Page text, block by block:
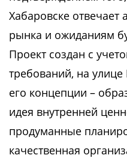
Хабаровске
рынка и ожиданиям
Проект создан с
требований, на
его концепции –
идея внутренней
продуманные
качественная